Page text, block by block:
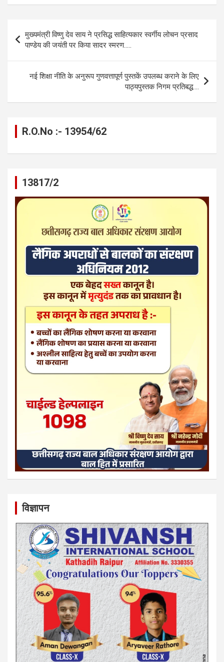
ce
b
o
o
k
se
n
g
er
at
A
p
p
e
gr
a
m
ail py
Li
n
k
ar
navigation
मुख्यमंत्री विष्णु देव साय ने प्रसिद्ध साहित्यकार स्वर्गीय लोचन प्रसाद
पाण्डेय की जयंती पर किया सादर स्मरण…..
नई शिक्षा नीति के अनुरूप गुणवत्तापूर्ण पुस्तकें उपलब्ध कराने के लिए
पाठ्यपुस्तक निगम प्रतिबद्ध….
R.O.No :- 13954/62
13817/2
विज्ञापन